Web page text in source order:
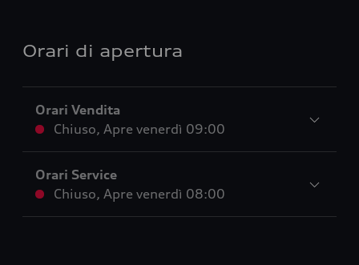
Orari di apertura
Orari Vendita
Chiuso, Apre venerdì 09:00
Orari Service
Chiuso, Apre venerdì 08:00